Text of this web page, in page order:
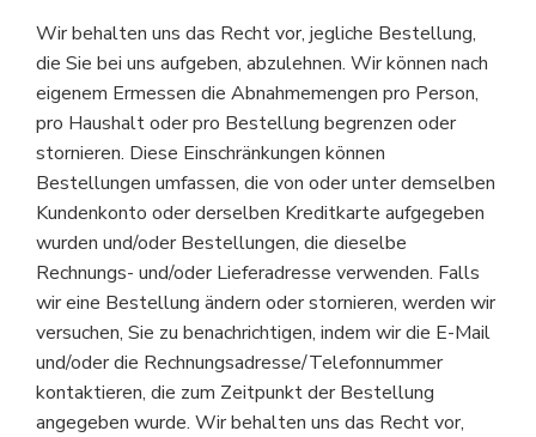
Wir behalten uns das Recht vor, jegliche Bestellung,
die Sie bei uns aufgeben, abzulehnen. Wir können nach
eigenem Ermessen die Abnahmemengen pro Person,
pro Haushalt oder pro Bestellung begrenzen oder
stornieren. Diese Einschränkungen können
Bestellungen umfassen, die von oder unter demselben
Kundenkonto oder derselben Kreditkarte aufgegeben
wurden und/oder Bestellungen, die dieselbe
Rechnungs- und/oder Lieferadresse verwenden. Falls
wir eine Bestellung ändern oder stornieren, werden wir
versuchen, Sie zu benachrichtigen, indem wir die E-Mail
und/oder die Rechnungsadresse/Telefonnummer
kontaktieren, die zum Zeitpunkt der Bestellung
angegeben wurde. Wir behalten uns das Recht vor,